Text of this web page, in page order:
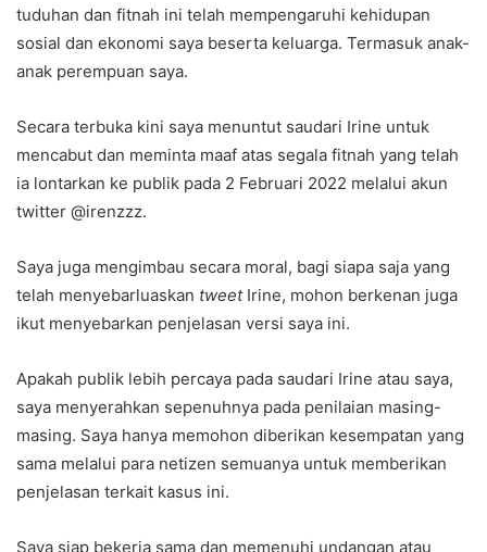
tuduhan dan fitnah ini telah mempengaruhi kehidupan
sosial dan ekonomi saya beserta keluarga. Termasuk anak-
anak perempuan saya.
Secara terbuka kini saya menuntut saudari Irine untuk
mencabut dan meminta maaf atas segala fitnah yang telah
ia lontarkan ke publik pada 2 Februari 2022 melalui akun
twitter @irenzzz.
Saya juga mengimbau secara moral, bagi siapa saja yang
telah menyebarluaskan tweetIrine, mohon berkenan juga
ikut menyebarkan penjelasan versi saya ini.
Apakah publik lebih percaya pada saudari Irine atau saya,
saya menyerahkan sepenuhnya pada penilaian masing-
masing. Saya hanya memohon diberikan kesempatan yang
sama melalui para netizen semuanya untuk memberikan
penjelasan terkait kasus ini.
Saya siap bekerja sama dan memenuhi undangan atau